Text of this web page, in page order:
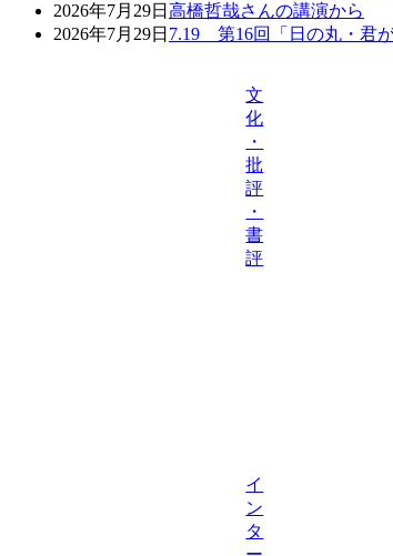
2026年7月29日 高橋哲哉さんの講演から
2026年7月29日 7.19 第16回「日の丸・君
文
化
・
批
評
・
書
評
イ
ン
タ